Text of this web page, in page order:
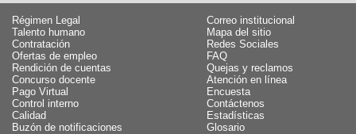
Régimen Legal
Talento humano
Contratación
Ofertas de empleo
Rendición de cuentas
Concurso docente
Pago Virtual
Control interno
Calidad
Buzón de notificaciones
Correo institucional
Mapa del sitio
Redes Sociales
FAQ
Quejas y reclamos
Atención en línea
Encuesta
Contáctenos
Estadísticas
Glosario